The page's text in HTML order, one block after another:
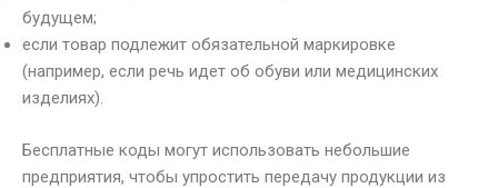
будущем;
если товар подлежит обязательной маркировке
(например, если речь идет об обуви или медицинских
изделиях).
Бесплатные коды могут использовать небольшие
предприятия, чтобы упростить передачу продукции из